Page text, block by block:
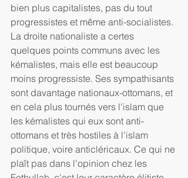
bien plus capitalistes, pas du tout
progressistes et même anti-socialistes.
La droite nationaliste a certes
quelques points communs avec les
kémalistes, mais elle est beaucoup
moins progressiste. Ses sympathisants
sont davantage nationaux-ottomans, et
en cela plus tournés vers l'islam que
les kémalistes qui eux sont anti-
ottomans et très hostiles à l'islam
politique, voire anticléricaux. Ce qui ne
plaît pas dans l'opinion chez les